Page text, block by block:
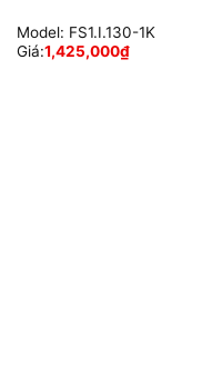
Model: FS1.I.130-1K
Giá:1,425,000₫